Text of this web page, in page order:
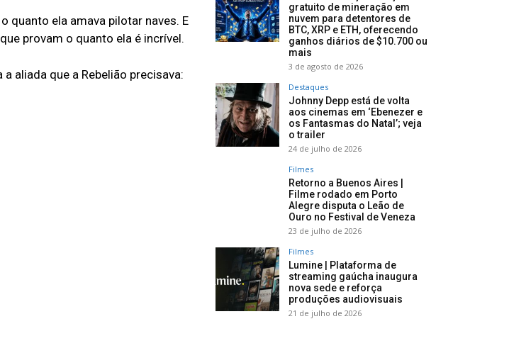
quanto ela amava pilotar naves. E
provam o quanto ela é incrível.
aliada que a Rebelião precisava:
gratuito de mineração em
nuvem para detentores de
BTC, XRP e ETH, oferecendo
ganhos diários de $10.700 ou
mais
3 de agosto de 2026
Destaques
Johnny Depp está de volta
aos cinemas em ‘Ebenezer e
os Fantasmas do Natal’; veja
o trailer
24 de julho de 2026
Filmes
Retorno a Buenos Aires |
Filme rodado em Porto
Alegre disputa o Leão de
Ouro no Festival de Veneza
23 de julho de 2026
Filmes
Lumine | Plataforma de
streaming gaúcha inaugura
nova sede e reforça
produções audiovisuais
21 de julho de 2026